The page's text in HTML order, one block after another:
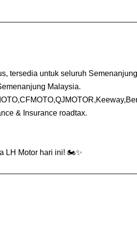
tersedia untuk seluruh
Malaysia.
& Insurance roadtax.
LH Motor hari ini! 🏍️✨